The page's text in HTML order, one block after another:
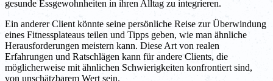
gesunde Essgewohnheiten in ihren Alltag zu integrieren.
Ein anderer Client könnte seine persönliche Reise zur Überwindung
eines Fitnessplateaus teilen und Tipps geben, wie man ähnliche
Herausforderungen meistern kann. Diese Art von realen
Erfahrungen und Ratschlägen kann für andere Clients, die
möglicherweise mit ähnlichen Schwierigkeiten konfrontiert sind,
von unschätzbarem Wert sein.